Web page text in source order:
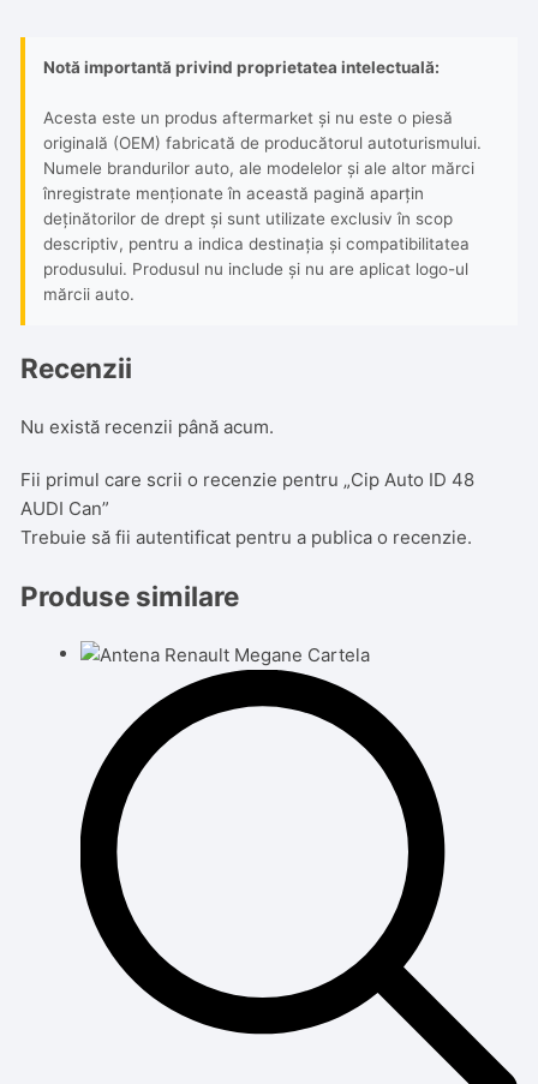
Notă importantă privind proprietatea intelectuală:
Acesta este un produs aftermarket și nu este o piesă
originală (OEM) fabricată de producătorul autoturismului.
Numele brandurilor auto, ale modelelor și ale altor mărci
înregistrate menționate în această pagină aparțin
deținătorilor de drept și sunt utilizate exclusiv în scop
descriptiv, pentru a indica destinația și compatibilitatea
produsului. Produsul nu include și nu are aplicat logo-ul
mărcii auto.
Recenzii
Nu există recenzii până acum.
Fii primul care scrii o recenzie pentru „Cip Auto ID 48
AUDI Can”
Trebuie să fiiautentificat pentru a publica o recenzie.
Produse similare